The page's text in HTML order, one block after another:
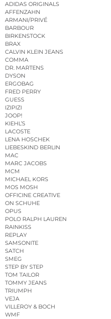
ADIDAS ORIGINALS
AFFENZAHN
ARMANI/PRIVÉ
BARBOUR
BIRKENSTOCK
BRAX
CALVIN KLEIN JEANS
COMMA
DR. MARTENS
DYSON
ERGOBAG
FRED PERRY
GUESS
IZIPIZI
JOOP!
KIEHL’S
LACOSTE
LENA HOSCHEK
LIEBESKIND BERLIN
MAC
MARC JACOBS
MCM
MICHAEL KORS
MOS MOSH
OFFICINE CREATIVE
ON SCHUHE
OPUS
POLO RALPH LAUREN
RAINKISS
REPLAY
SAMSONITE
SATCH
SMEG
STEP BY STEP
TOM TAILOR
TOMMY JEANS
TRIUMPH
VEJA
VILLEROY & BOCH
WMF